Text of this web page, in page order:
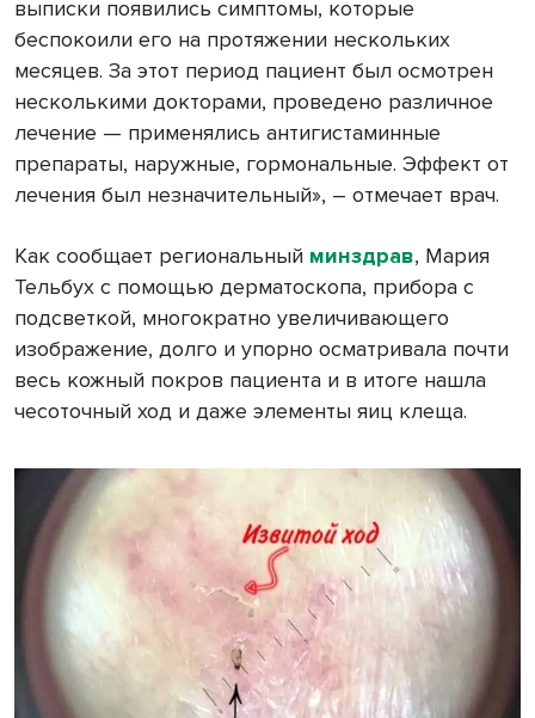
выписки появились симптомы, которые
беспокоили его на протяжении нескольких
месяцев. За этот период пациент был осмотрен
несколькими докторами, проведено различное
лечение — применялись антигистаминные
препараты, наружные, гормональные. Эффект от
лечения был незначительный», – отмечает врач.
Как сообщает региональный минздрав, Мария
Тельбух с помощью дерматоскопа, прибора с
подсветкой, многократно увеличивающего
изображение, долго и упорно осматривала почти
весь кожный покров пациента и в итоге нашла
чесоточный ход и даже элементы яиц клеща.